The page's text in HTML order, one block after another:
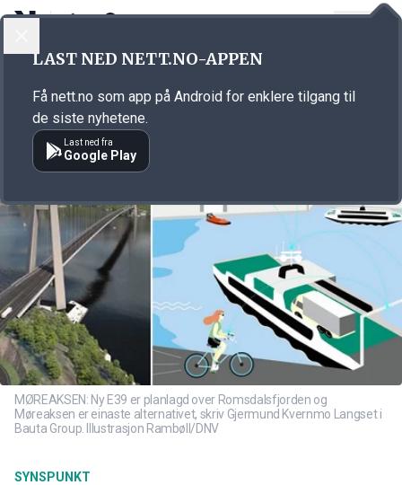
Annonsørinnhold
MØREAKSEN: Ny E39 er planlagd over Romsdalsfjorden og
Møreaksen er einaste alternativet, skriv Gjermund Kvernmo Langset i
Bauta Group. Illustrasjon Rambøll/DNV
SYNSPUNKT
LAST NED NETT.NO-APPEN
Få nett.no som app på Android for enklere tilgang til
de siste nyhetene.
Last ned fra
Google Play